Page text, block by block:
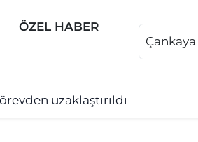
ÖZEL HABER
Çankaya
uzaklaştırıldı